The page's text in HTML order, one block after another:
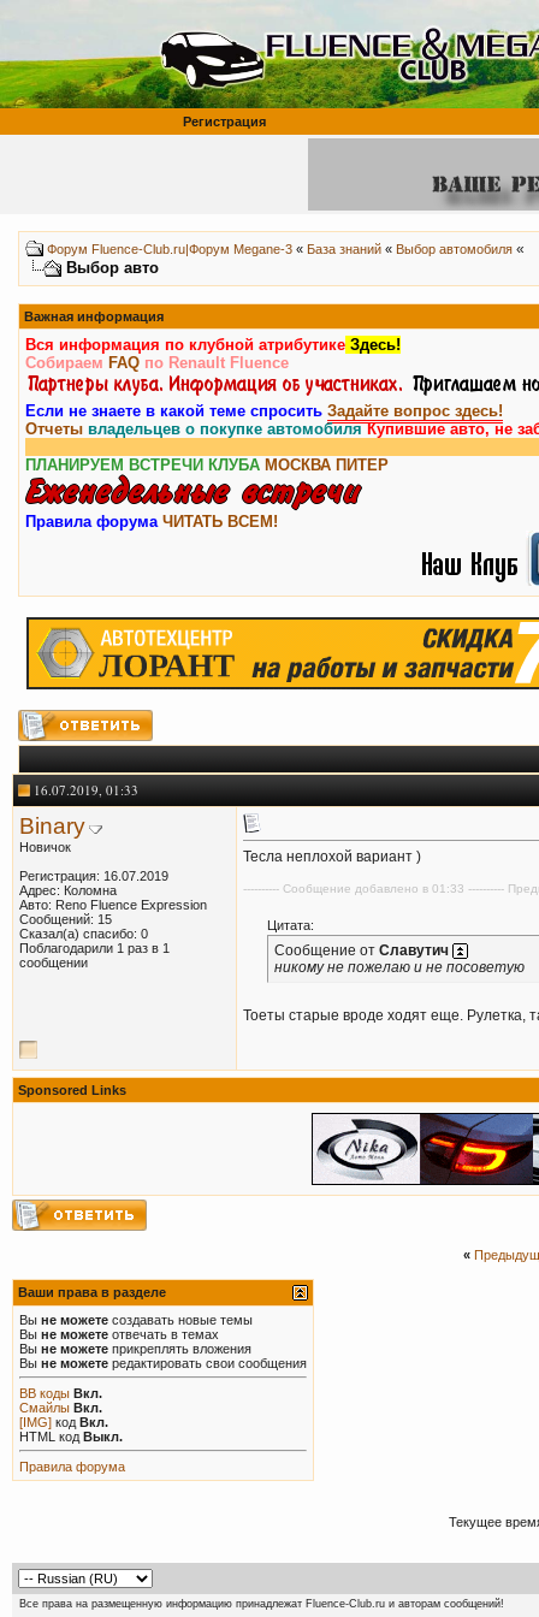
Регистрация
Форум Fluence-Club.ru|Форум Megane-3 « База знаний « Выбор автомобиля «
Выбор авто
Важная информация
Вся информация по клубной атрибутике Здесь!
Собираем FAQ по Renault Fluence
Если не знаете в какой теме спросить Задайте вопрос здесь!
Отчеты владельцев о покупке автомобиляКупившие авто, не
ПЛАНИРУЕМ ВСТРЕЧИ КЛУБА МОСКВА ПИТЕР
Правила форума ЧИТАТЬ ВСЕМ!
16.07.2019, 01:33
Binary
Новичок
Регистрация: 16.07.2019
Адрес: Коломна
Авто: Reno Fluence Expression
Сообщений: 15
Сказал(а) спасибо: 0
Поблагодарили 1 раз в 1
сообщении
Тесла неплохой вариант )
---------- Сообщение добавлено в 01:33 ----------
Цитата:
Сообщение от Славутич
никому не пожелаю и не посоветую
Тоеты старые вроде ходят еще. Рулетка,
Sponsored Links
«
Ваши права в разделе
Вы не можете создавать новые темы
Вы не можете отвечать в темах
Вы не можете прикреплять вложения
Вы не можете редактировать свои сообщения
BB коды Вкл.
Смайлы Вкл.
[IMG] код Вкл.
HTML код Выкл.
Правила форума
Текущее
Все права на размещенную информацию принадлежат Fluence-Club.ru и авторам сообщений!